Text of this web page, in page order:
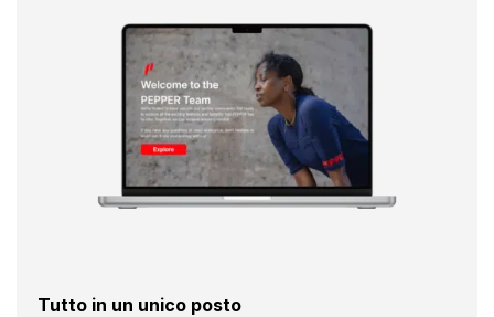
Tutto in un unico posto